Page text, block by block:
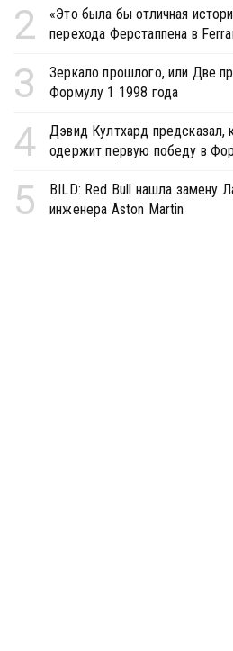
2
«Это была бы отличная
перехода Ферстаппена в
3
Зеркало прошлого, или Две
Формулу 1 1998 года
4
Дэвид Култхард предсказал,
одержит первую победу в
5
BILD: Red Bull нашла замену
инженера Aston Martin